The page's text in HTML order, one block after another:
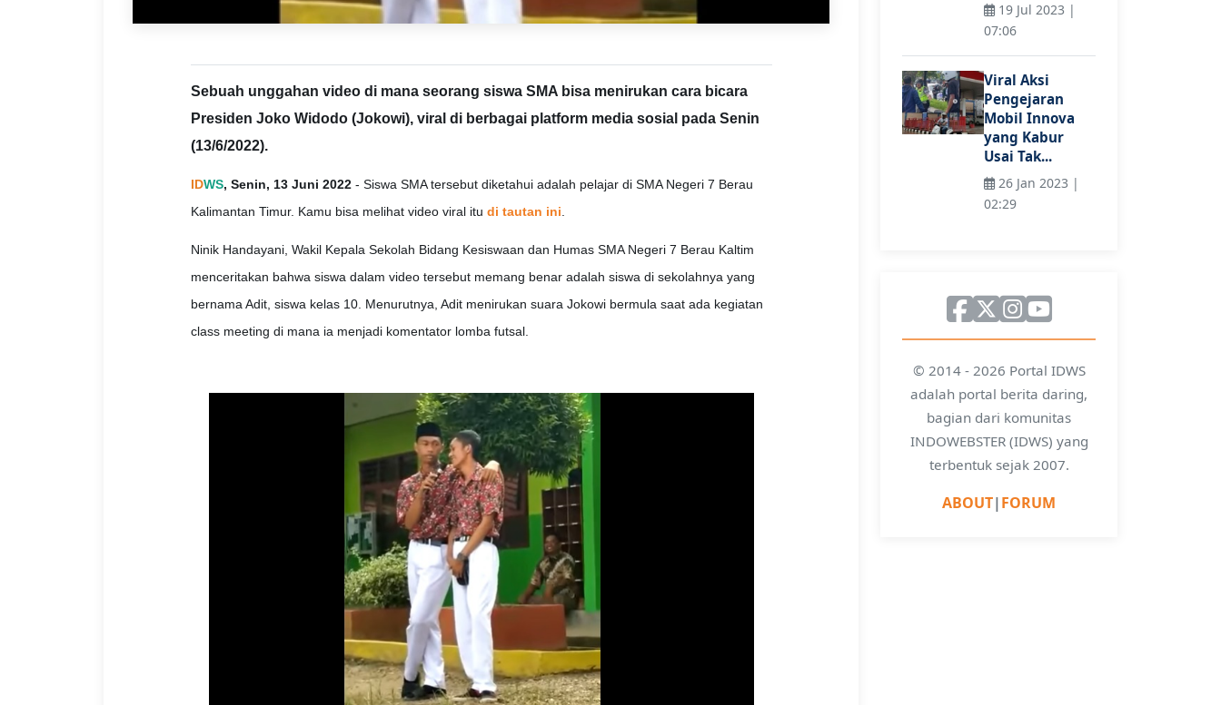
Sebuah unggahan video di mana seorang siswa SMA bisa menirukan cara bicara
Presiden Joko Widodo (Jokowi), viral di berbagai platform media sosial pada Senin
(13/6/2022).
IDWS, Senin, 13 Juni 2022- Siswa SMA tersebut diketahui adalah pelajar di SMA Negeri 7 Berau
Kalimantan Timur. Kamu bisa melihat video viral itu di tautan ini
Ninik Handayani, Wakil Kepala Sekolah Bidang Kesiswaan dan Humas SMA Negeri 7 Berau Kaltim
menceritakan bahwa siswa dalam video tersebut memang benar adalah siswa di sekolahnya yang
bernama Adit, siswa kelas 10. Menurutnya, Adit menirukan suara Jokowi bermula saat ada kegiatan
class meeting di mana ia menjadi komentator lomba futsal.
19 Jul 2023 |
07:06
Viral Aksi
Pengejaran
Mobil Innova
yang Kabur
Usai Tak...
26 Jan 2023 |
02:29
© 2014 - 2026 Portal IDWS
adalah portal berita daring,
bagian dari komunitas
INDOWEBSTER (IDWS) yang
terbentuk sejak 2007.
ABOUT|FORUM